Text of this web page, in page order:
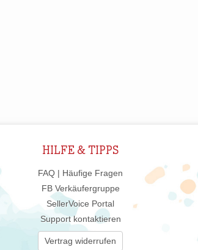
HILFE & TIPPS
FAQ | Häufige Fragen
FB Verkäufergruppe
SellerVoice Portal
Support kontaktieren
Vertrag widerrufen